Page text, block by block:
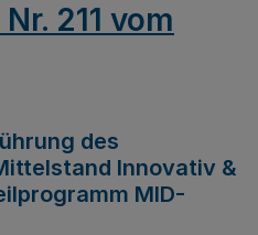
211 vom
des
Innovativ &
MID-